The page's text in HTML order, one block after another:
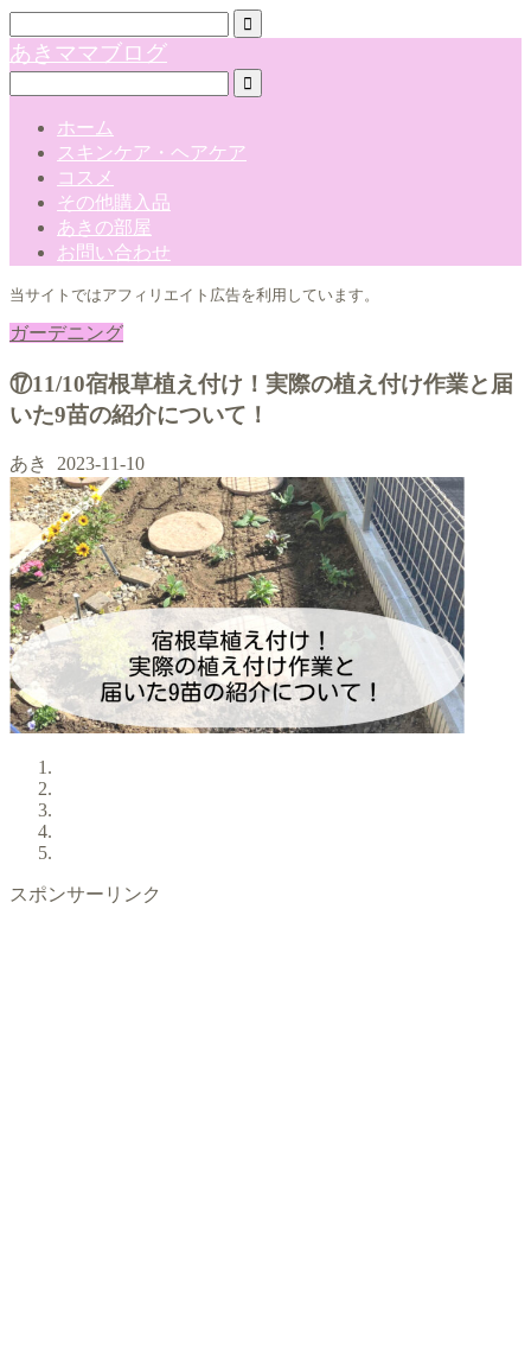
あきママブログ
ホーム
スキンケア・ヘアケア
コスメ
その他購入品
あきの部屋
お問い合わせ
当サイトではアフィリエイト広告を利用しています。
ガーデニング
⑰11/10宿根草植え付け！実際の植え付け作業と届
いた9苗の紹介について！
あき 2023-11-10
スポンサーリンク